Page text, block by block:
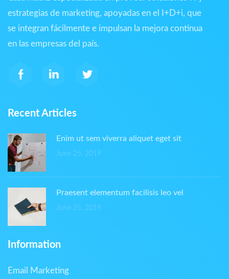
estrategias de marketing, apoyadas en el I+D+i, que
se integran fácilmente e impulsan la mejora continua
en las empresas del país.
Recent Articles
Enim ut sem viverra aliquet eget sit
June 25, 2019
Praesent elementum facilisis leo vel
June 25, 2019
Information
Email Marketing